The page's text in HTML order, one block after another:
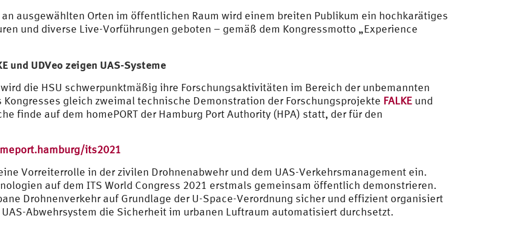
ausgewählten Orten im öffentlichen Raum wird einem breiten Publikum ein hochkarätiges
und diverse Live-Vorführungen geboten – gemäß dem Kongressmotto „Experience
und UDVeo zeigen UAS-Systeme
die HSU schwerpunktmäßig ihre Forschungsaktivitäten im Bereich der unbemannten
gleich zweimal technische Demonstration der Forschungsprojekte FALKE und
finde auf dem homePORT der Hamburg Port Authority (HPA) statt, der für den
its2021
Vorreiterrolle in der zivilen Drohnenabwehr und dem UAS-Verkehrsmanagement ein.
auf dem ITS World Congress 2021 erstmals gemeinsam öffentlich demonstrieren.
Drohnenverkehr auf Grundlage der U-Space-Verordnung sicher und effizient organisiert
Abwehrsystem die Sicherheit im urbanen Luftraum automatisiert durchsetzt.